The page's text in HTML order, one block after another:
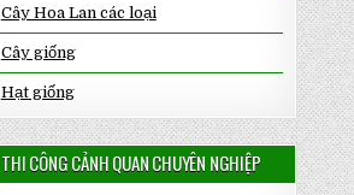
Cây Hoa Lan các loại
Cây giống
Hạt giống
THI CÔNG CẢNH QUAN CHUYÊN NGHIỆP